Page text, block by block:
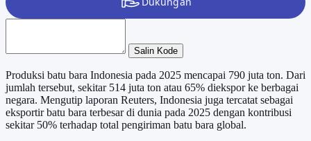
Salin Kode
Produksi batu bara Indonesia pada 2025 mencapai 790 juta ton. Dari
jumlah tersebut, sekitar 514 juta ton atau 65% diekspor ke berbagai
negara. Mengutip laporan Reuters, Indonesia juga tercatat sebagai
eksportir batu bara terbesar di dunia pada 2025 dengan kontribusi
sekitar 50% terhadap total pengiriman batu bara global.